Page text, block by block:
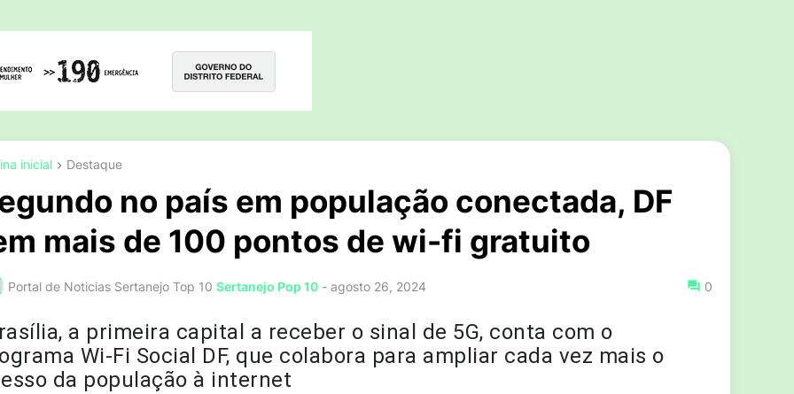
inicial Destaque
no país em população conectada, DF
mais de 100 pontos de wi-fi gratuito
Portal de Noticias Sertanejo Top 10 Sertanejo Pop 10 - agosto 26, 2024 0
a primeira capital a receber o sinal de 5G, conta com o
Wi-Fi Social DF, que colabora para ampliar cada vez mais o
da população à internet